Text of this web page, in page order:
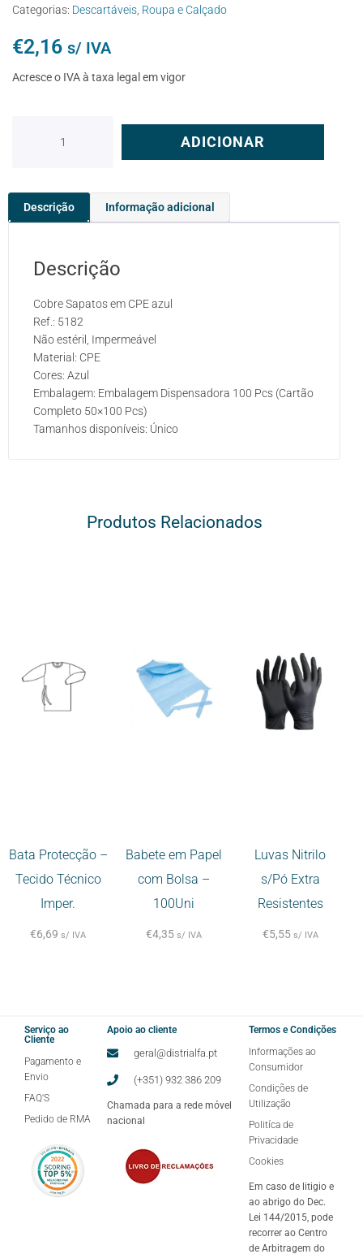
Categorias: Descartáveis Roupa e Calçado
€2,16 s/ IVA
Acresce o IVA à taxa legal em vigor
ADICIONAR
Descrição Informação adicional
Descrição
Cobre Sapatos em CPE azul
Ref.: 5182
Não estéril, Impermeável
Material: CPE
Cores: Azul
Embalagem: Embalagem Dispensadora 100 Pcs (Cartão
Completo 50×100 Pcs)
Tamanhos disponíveis: Único
Produtos Relacionados
Bata Protecção –
Tecido Técnico
Imper.
€6,69 s/ IVA
Babete em Papel
com Bolsa –
100Uni
€4,35 s/ IVA
Luvas Nitrilo
s/Pó Extra
Resistentes
€5,55 s/ IVA
Serviço ao
Cliente
Pagamento e
Envio
FAQ'S
Pedido de RMA
Apoio ao cliente
geral@distrialfa.pt
(+351) 932 386 209
Chamada para a rede móvel
nacional
Termos e Condições
Informações ao
Consumidor
Condições de
Utilização
Politíca de
Privacidade
Cookies
Em caso de litigio e
ao abrigo do Dec.
Lei 144/2015, pode
recorrer ao Centro
de Arbitragem do